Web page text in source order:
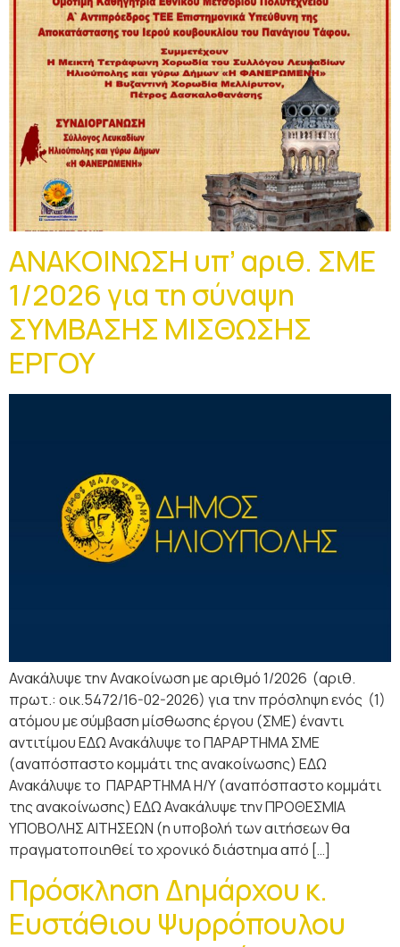
ΑΝΑΚΟΙΝΩΣΗ υπ’ αριθ. ΣΜΕ
1/2026 για τη σύναψη
ΣΥΜΒΑΣΗΣ ΜΙΣΘΩΣΗΣ
ΕΡΓΟΥ
Ανακάλυψε την Ανακοίνωση με αριθμό 1/2026 (αριθ.
πρωτ.: οικ.5472/16-02-2026) για την πρόσληψη ενός (1)
ατόμου με σύμβαση μίσθωσης έργου (ΣΜΕ) έναντι
αντιτίμου ΕΔΩ Ανακάλυψε το ΠΑΡΑΡΤΗΜΑ ΣΜΕ
(αναπόσπαστο κομμάτι της ανακοίνωσης) ΕΔΩ
Ανακάλυψε το ΠΑΡΑΡΤΗΜΑ Η/Υ (αναπόσπαστο κομμάτι
της ανακοίνωσης) ΕΔΩ Ανακάλυψε την ΠΡΟΘΕΣΜΙΑ
ΥΠΟΒΟΛΗΣ ΑΙΤΗΣΕΩΝ (η υποβολή των αιτήσεων θα
πραγματοποιηθεί το χρονικό διάστημα από […]
Πρόσκληση Δημάρχου κ.
Ευστάθιου Ψυρρόπουλου